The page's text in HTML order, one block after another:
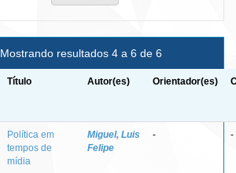
Mostrando resultados 4 a 6 de 6
Título Autor(es) Orientador(es)
Política em
tempos de
mídia
Miguel, Luis
Felipe
- -